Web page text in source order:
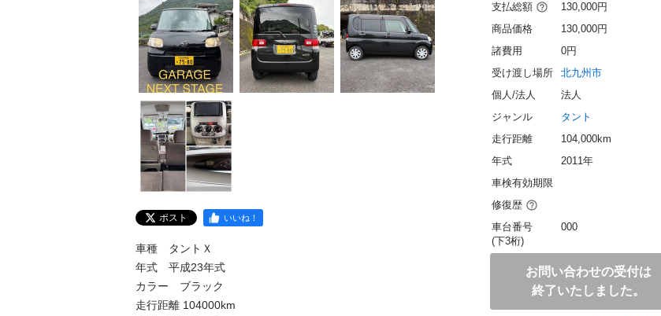
ポスト いいね！
車種　タントＸ
年式　平成23年式
カラー　ブラック
走行距離 104000km
支払総額
130,000円
商品価格
130,000円
諸費用
0円
受け渡し場所
北九州市
個人/法人
法人
ジャンル
タント
走行距離
104,000km
年式
2011年
車検有効期限
修復歴
車台番号
(下3桁)
000
お問い合わせの受付は
終了いたしました。